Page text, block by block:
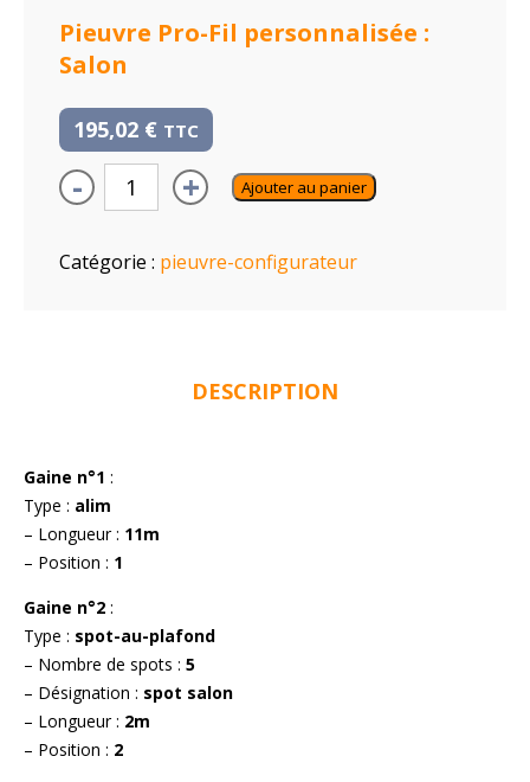
Pieuvre Pro-Fil personnalisée :
Salon
195,02 € TTC
- + Ajouter au panier
Catégorie : pieuvre-configurateur
DESCRIPTION
Gaine n°1 :
Type : alim
– Longueur : 11m
– Position : 1
Gaine n°2 :
Type : spot-au-plafond
– Nombre de spots : 5
– Désignation : spot salon
– Longueur : 2m
– Position : 2